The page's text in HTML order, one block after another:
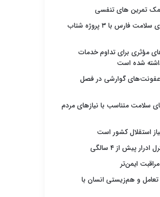
کمک تمرین های تنفسی
توسعه زیرساخت‌های سلامت فارس با ۳ پروژه شتاب
مؤثری برای تداوم خدمات
شده است
عفونت‌های گوارشی در فصل
سلامت متناسب با نیازهای مردم
استقلال کشور است
پیش از ۴ سالگی
ایمن‌تر
و هم‌زیستی انسان با